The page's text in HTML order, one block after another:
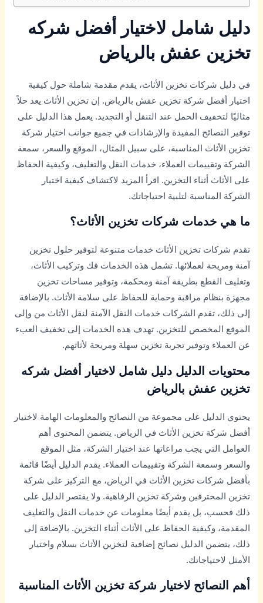
دليل شامل لاختيار أفضل شركه
تخزين عفش بالرياض
في دليل شركات تخزين الأثاث، يقدم مقدمة شاملة حول كيفية
اختيار أفضل شركة تخزين عفش بالرياض. إن تخزين الأثاث يعد حلاً
مثاليًا لتخفيف الحمل عند التنقل أو التجديد. يعمل هذا الدليل على
توفير النصائح المفيدة والإرشادات في جميع جوانب اختيار شركة
تخزين الأثاث المناسبة، على سبيل المثال، الموقع والسعر، سمعة
الشركة وتقييمات العملاء، خدمات النقل والتغليف، وكيفية الحفاظ
على الأثاث أثناء التخزين. اقرأ المزيد لاكتشاف كيفية اختيار
الشركة المناسبة لتلبية احتياجاتك.
ما هي خدمات شركات تخزين الأثاث؟
تقدم شركات تخزين الأثاث خدمات متنوعة لتوفير حلول تخزين
آمنة ومريحة لعملائها. تشمل هذه الخدمات فك وتركيب الأثاث،
وتغليف القطع بطريقة آمنة ومحكمة، وتوفير مساحات تخزين
مجهزة بنظام مراقبة وحماية للحفاظ على سلامة الأثاث. بالإضافة
إلى ذلك، تقدم الشركات خدمات النقل الآمنة لنقل الأثاث من وإلى
الموقع المخصص للتخزين. تهدف هذه الخدمات إلى تخفيف العبء
عن العملاء وتوفير تجربة تخزين سهلة ومريحة لأثاثهم.
محتويات الدليل دليل شامل لاختيار أفضل شركه
تخزين عفش بالرياض
يحتوي الدليل على مجموعة من النصائح والمعلومات الهامة لاختيار
أفضل شركة تخزين الأثاث في الرياض. يتضمن المحتوى أهم
العوامل التي يجب مراعاتها عند اختيار الشركة، مثل الموقع
والسعر وسمعة الشركة وتقييمات العملاء. يقدم الدليل أيضًا قائمة
بأفضل شركات تخزين الأثاث في الرياض، مع التركيز على شركة
تخزين المحترفين وشركة تخزين الرفاهية. ولا يقتصر الدليل على
ذلك فحسب، بل يقدم أيضًا معلومات عن خدمات النقل والتغليف
المقدمة، وكيفية الحفاظ على الأثاث أثناء التخزين. بالإضافة إلى
ذلك، يتضمن الدليل نصائح إضافية لتخزين الأثاث بسلام واختيار
الأمثل لاحتياجاتك.
أهم النصائح لاختيار شركة تخزين الأثاث المناسبة